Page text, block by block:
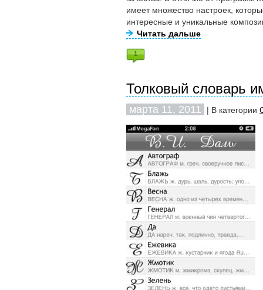
имеет множество настроек,
интересные и уникальные
Читать дальше
1
Толковый словарь
марта 11, 2011 | В категории